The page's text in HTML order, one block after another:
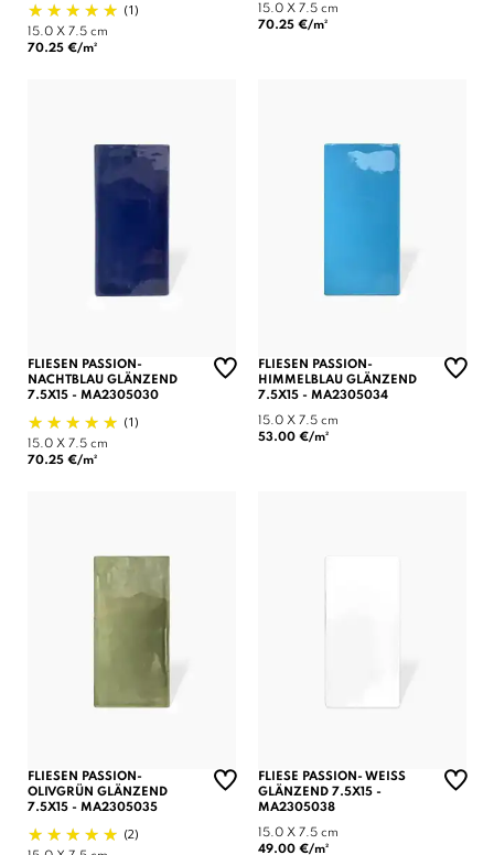
(1)
15.0 X 7.5 cm
70.25 €/m²
15.0 X 7.5 cm
70.25 €/m²
FLIESEN PASSION-
NACHTBLAU GLÄNZEND
7.5X15 - MA2305030
(1)
15.0 X 7.5 cm
70.25 €/m²
FLIESEN PASSION-
HIMMELBLAU GLÄNZEND
7.5X15 - MA2305034
15.0 X 7.5 cm
53.00 €/m²
FLIESEN PASSION-
OLIVGRÜN GLÄNZEND
7.5X15 - MA2305035
(2)
FLIESE PASSION- WEISS
GLÄNZEND 7.5X15 -
MA2305038
15.0 X 7.5 cm
49.00 €/m²